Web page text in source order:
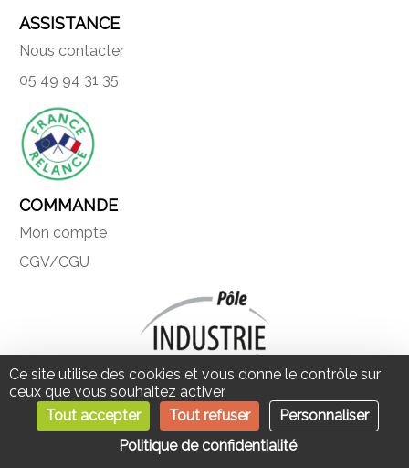
ASSISTANCE
Nous contacter
05 49 94 31 35
COMMANDE
Mon compte
CGV/CGU
Une société du Pôle industrie
du Groupe Hervé
0
Ce site utilise des cookies et vous donne le contrôle sur
ceux que vous souhaitez activer
Tout accepter
Tout refuser
Personnaliser
Politique de confidentialité